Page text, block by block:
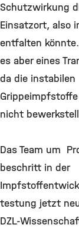
Schutzwirkung
Einsatzort, also
entfalten
es aber eines
da die instabilen
nicht
Das Team um
beschritt in der
testung jetzt
DZL-